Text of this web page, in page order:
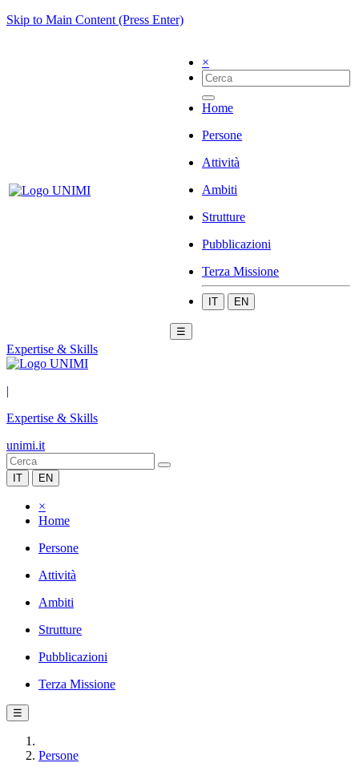
Skip to Main Content (Press Enter)
×
Home
Persone
Attività
Ambiti
Strutture
Pubblicazioni
Terza Missione
IT EN
☰
Expertise & Skills
|
Expertise & Skills
unimi.it
IT EN
×
Home
Persone
Attività
Ambiti
Strutture
Pubblicazioni
Terza Missione
☰
Persone